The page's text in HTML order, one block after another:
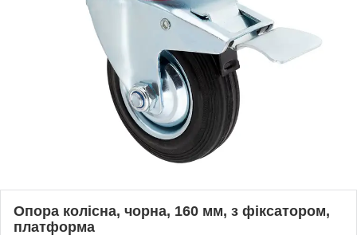
Опора колісна, чорна, 160 мм, з фiксатором,
платформа